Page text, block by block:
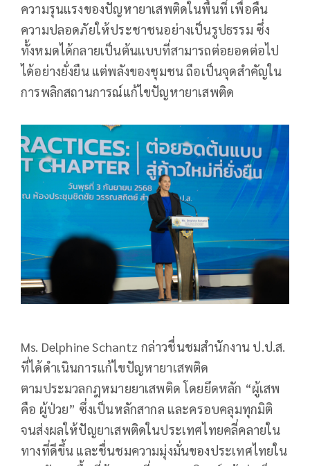
ความรุนแรงของปัญหายาเสพติดในพื้นที่ เพื่อคืน
ความปลอดภัยให้ประชาชนอย่างเป็นรูปธรรม ซึ่ง
ทั้งหมดได้กลายเป็นต้นแบบที่สามารถต่อยอดต่อไป
ได้อย่างยั่งยืน แต่พลังของชุมชน ถือเป็นจุดสำคัญใน
การพลิกสถานการณ์แก้ไขปัญหายาเสพติด
Ms. Delphine Schantz กล่าวชื่นชมสำนักงาน ป.ป.ส.
ที่ได้ดำเนินการแก้ไขปัญหายาเสพติด
ตามประมวลกฎหมายยาเสพติด โดยยึดหลัก “ผู้เสพ
คือ ผู้ป่วย” ซึ่งเป็นหลักสากล และครอบคลุมทุกมิติ
จนส่งผลให้ปัญยาเสพติดในประเทศไทยคลี่คลายใน
ทางที่ดีขึ้น และชื่นชมความมุ่งมั่นของประเทศไทยใน